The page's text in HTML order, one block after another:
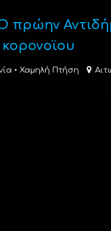
• Χαμηλή Πτήση